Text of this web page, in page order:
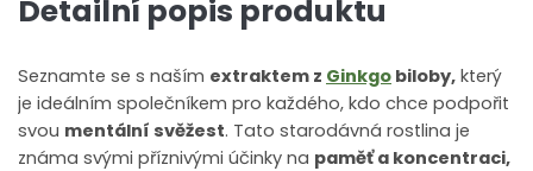
Detailní popis produktu
Seznamte se s naším extraktem z Ginkgo biloby, který
je ideálním společníkem pro každého, kdo chce podpořit
svou mentální svěžest. Tato starodávná rostlina je
známa svými příznivými účinky na paměť a koncentraci,